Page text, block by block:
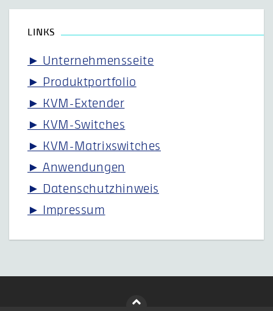
LINKS
► Unternehmensseite
► Produktportfolio
► KVM-Extender
► KVM-Switches
► KVM-Matrixswitches
► Anwendungen
► Datenschutzhinweis
► Impressum